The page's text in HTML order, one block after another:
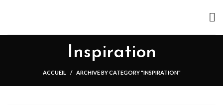
Inspiration
ACCUEIL ARCHIVE BY CATEGORY "INSPIRATION"